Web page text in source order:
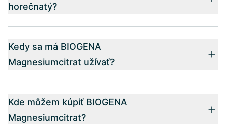
horečnatý?
Kedy sa má BIOGENA
Magnesiumcitrat užívať?
Kde môžem kúpiť BIOGENA
Magnesiumcitrat?